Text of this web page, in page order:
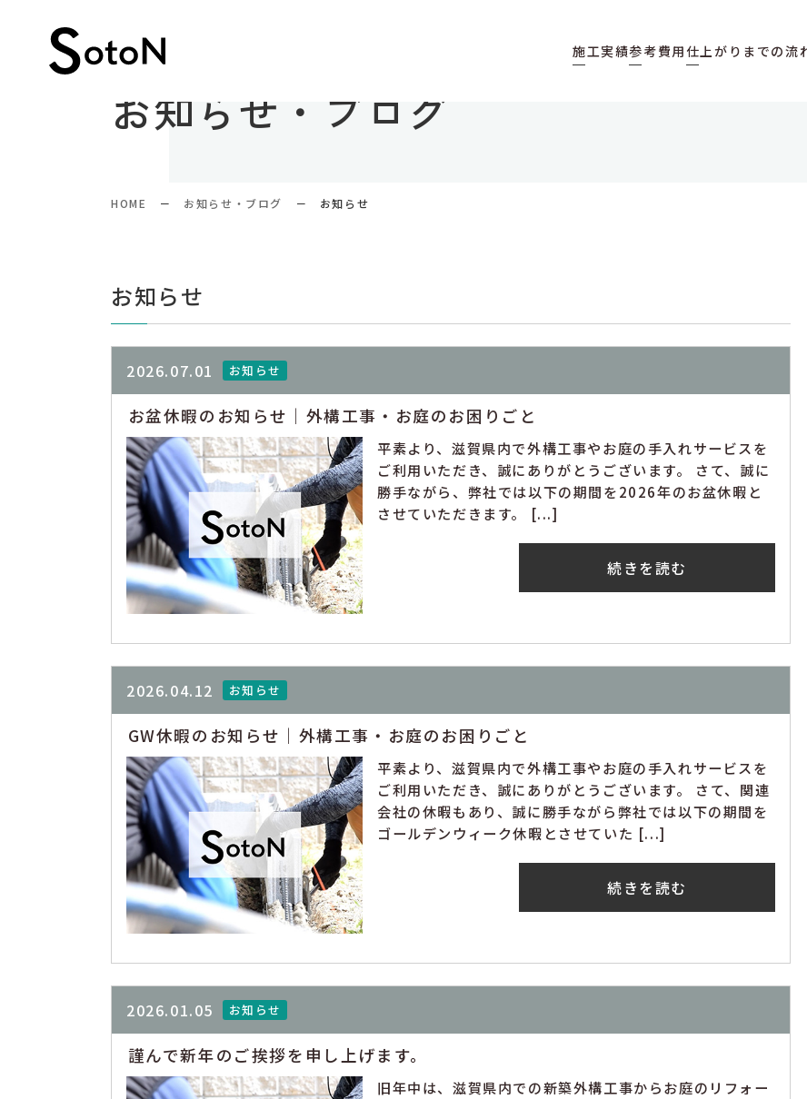
施工実績参考費用 仕上がりまでの流
お知らせ・ブログ
HOME お知らせ・ブログ お知らせ
お知らせ
2026.07.01 お知らせ
お盆休暇のお知らせ｜外構工事・お庭のお困りごと
平素より、滋賀県内で外構工事やお庭の手入れサービスを
ご利用いただき、誠にありがとうございます。 さて、誠に
勝手ながら、弊社では以下の期間を2026年のお盆休暇と
させていただきます。 [...]
続きを読む
2026.04.12 お知らせ
GW休暇のお知らせ｜外構工事・お庭のお困りごと
平素より、滋賀県内で外構工事やお庭の手入れサービスを
ご利用いただき、誠にありがとうございます。 さて、関連
会社の休暇もあり、誠に勝手ながら弊社では以下の期間を
ゴールデンウィーク休暇とさせていた [...]
続きを読む
2026.01.05 お知らせ
謹んで新年のご挨拶を申し上げます。
旧年中は、滋賀県内での新築外構工事からお庭のリフォー